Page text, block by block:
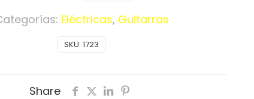
SKU: 1723
Eléctricas, Guitarras
Share